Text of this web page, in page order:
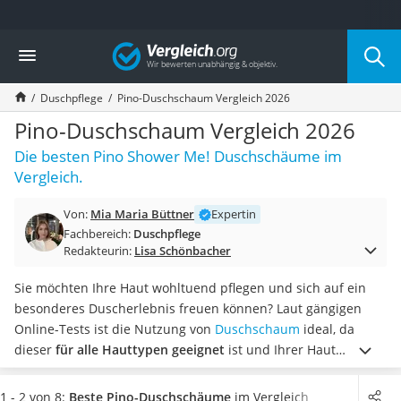
Die beliebtesten Vergleiche nach Kategorie
Drogerie
Inhalator
Haarschneider
Rollator
Braun Rasierer
Katzenklappe (Chip)
Rasierer
Massagepistole
Epilierer
Eiweißpulver
Magnesiumpräparat
Katzenklappe
Nackenmassagegerät
Zeckenschutz Katze
leichter Haartrockner
Vergleich
Duschpflege Pino-Duschschaum Vergleich 2026
Pino-Duschschaum Vergleich 2026
Die besten Pino Shower Me! Duschschäume im
Vergleich.
Von: Mia Maria Büttner
Expertin
Fachbereich: Duschpflege
Redakteurin: Lisa Schönbacher
Sie möchten Ihre Haut wohltuend pflegen und sich auf ein
besonderes Duscherlebnis freuen können? Laut gängigen
Online-Tests ist die Nutzung von Duschschaum ideal, da
dieser für alle Hauttypen geeignet ist und Ihrer Haut
ausreichend Feuchtigkeit spendet. Der Hersteller Pino bietet
ein Sortiment mit verschiedenen Düften an. Unter anderem
1 - 2 von 8: Beste Pino-Duschschäume im Vergleich